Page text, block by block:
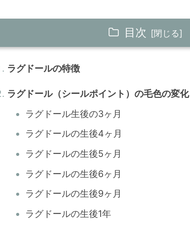
目次
ラグドールの特徴
ラグドール（シールポイント）の毛色の変化
ラグドール生後の3ヶ月
ラグドールの生後4ヶ月
ラグドールの生後5ヶ月
ラグドールの生後6ヶ月
ラグドールの生後9ヶ月
ラグドールの生後1年